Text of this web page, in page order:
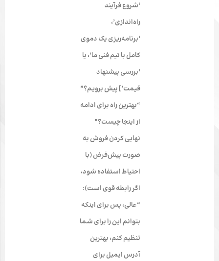
‘شروع فرآیند
راه‌اندازی’،
‘برنامه‌ریزی یک دموی
کامل با تیم فنی ما’، یا
‘بررسی پیشنهاد
قیمت’] پیش برویم؟”
“بهترین راه برای ادامه
از اینجا چیست؟”
نهایی کردن فروش به
صورت پیش‌فرض (با
احتیاط استفاده شود،
اگر رابطه قوی است):
“عالی، پس برای اینکه
بتوانم این را برای شما
تنظیم کنم، بهترین
آدرس ایمیل برای